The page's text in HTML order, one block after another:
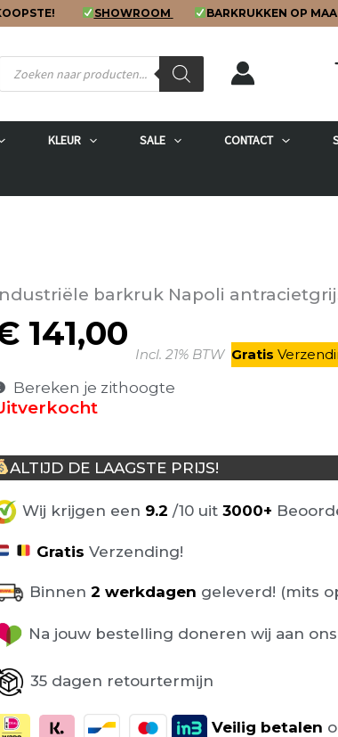
SHOWROOM BARKRUKKEN OP
Producten
zoeken
KLEUR SALE CONTACT
barkruk Napoli
141,00
Incl. 21% BTW Gratis V
Bereken je zithoogte
ALTIJD DE LAAGSTE PRIJS!
Wij krijgen een 9.2 /10 uit 3000+
Gratis Verzending!
Binnen 2 werkdagen geleverd! (mits
Na jouw bestelling doneren wij aan ons
35 dagen retourtermijn
Veilig betalen